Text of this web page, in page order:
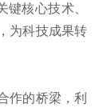
键核心技术、
为科技成果转
作的桥梁，利